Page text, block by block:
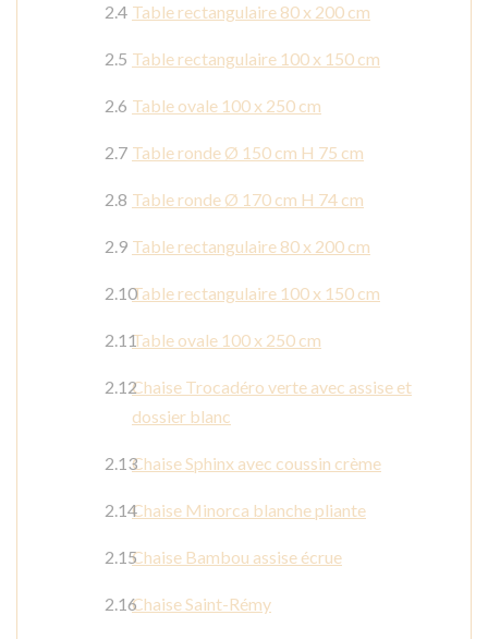
Table rectangulaire 80 x 200 cm
Table rectangulaire 100 x 150 cm
Table ovale 100 x 250 cm
Table ronde Ø 150 cm H 75 cm
Table ronde Ø 170 cm H 74 cm
Table rectangulaire 80 x 200 cm
Table rectangulaire 100 x 150 cm
Table ovale 100 x 250 cm
Chaise Trocadéro verte avec assise et
dossier blanc
Chaise Sphinx avec coussin crème
Chaise Minorca blanche pliante
Chaise Bambou assise écrue
Chaise Saint-Rémy